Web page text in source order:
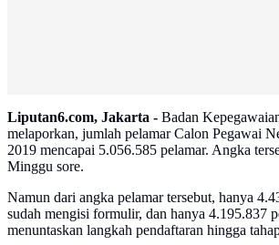
Liputan6.com, Jakarta - Badan
melaporkan, jumlah pelamar Calon Pegawai
2019 mencapai 5.056.585 pelamar. Angka
Minggu sore.
Namun dari angka pelamar tersebut, hanya
sudah mengisi formulir, dan hanya 4.195.837
menuntaskan langkah pendaftaran hingga